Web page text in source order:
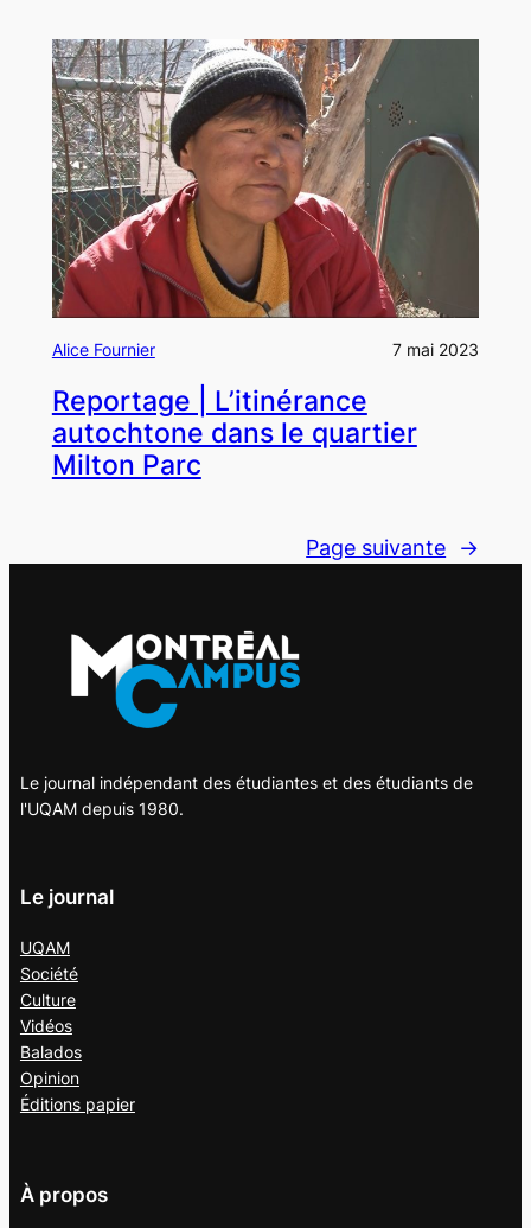
Alice Fournier 7 mai 2023
Reportage | L’itinérance
autochtone dans le quartier
Milton Parc
Page suivante →
Le journal indépendant des étudiantes et des étudiants de
l'UQAM depuis 1980.
Le journal
UQAM
Société
Culture
Vidéos
Balados
Opinion
Éditions papier
À propos